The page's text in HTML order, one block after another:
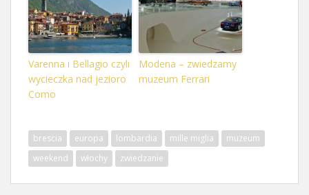
Varenna i Bellagio czyli
wycieczka nad jezioro
Como
Modena – zwiedzamy
muzeum Ferrari
brescia europa lombardia mille miglia
muzeum
weekend
włochy zwiedzanie